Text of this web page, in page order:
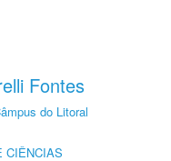
Fontes
do Litoral
CIÊNCIAS